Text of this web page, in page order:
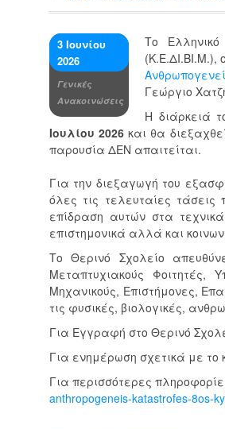
3 Ιουνίου
2026
Γενικές
Ανακοινώσεις
Το
(Κ.Ε.ΔΙ.ΒΙ.Μ.),
Γεώργιο
Η διάρκειά
Ιουλίου 2026 και θα
παρουσία ΔΕΝ απαιτείται.
Για την διεξαγωγή του
όλες τις τελευταίες
επίδραση αυτών στα
επιστημονικά αλλά και
Το Θερινό Σχολείο
Μεταπτυχιακούς Φοιτητές,
Μηχανικούς, Επιστήμονες,
τις φυσικές, βιολογικές,
Για Εγγραφή στο Θερινό
Για ενημέρωση σχετικά με το
Για περισσότερες
anthropogeneis-katastrofes-8os-